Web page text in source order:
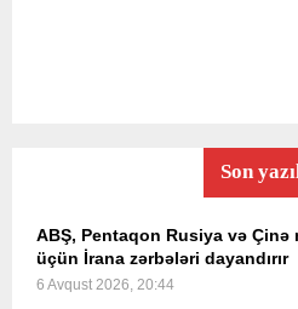
Son
ABŞ, Pentaqon Rusiya və Çinə
üçün İrana zərbələri dayandırır
6 Avqust 2026, 20:44